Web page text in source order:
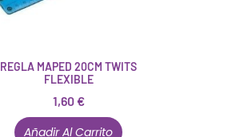
REGLA MAPED 20CM TWITS
FLEXIBLE
1,60 €
Añadir Al Carrito